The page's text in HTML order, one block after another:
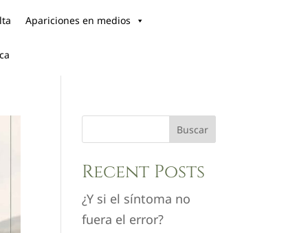
Apariciones en medios
Buscar
Recent Posts
¿Y si el síntoma no
fuera el error?